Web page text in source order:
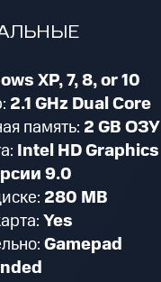
XP, 7, 8, or 10
2.1 GHz Dual Core
память: 2 GB ОЗУ
Intel HD Graphics
9.0
280 MB
Yes
Gamepad